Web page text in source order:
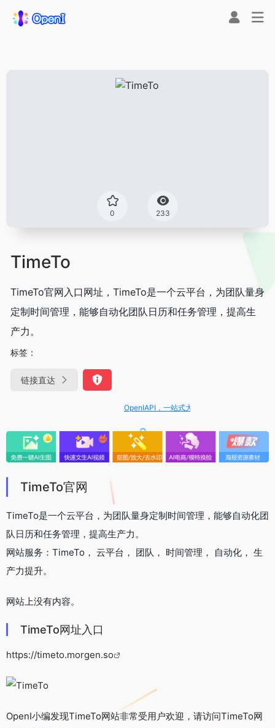
0 233
TimeTo
TimeTo官网入口网址，TimeTo是一个云平台，为团队量身
定制时间管理，能够自动化团队日历和任务管理，提高生
产力。
标签：
链接直达
OpenIAPI，一站式大模型API聚合平台
TimeTo官网
TimeTo是一个云平台，为团队量身定制时间管理，能够自动化团
队日历和任务管理，提高生产力。
网站服务：TimeTo， 云平台， 团队， 时间管理， 自动化， 生
产力提升。
网站上没有内容。
TimeTo网址入口
https://timeto.morgen.so
OpenI小编发现TimeTo网站非常受用户欢迎，请访问TimeTo网